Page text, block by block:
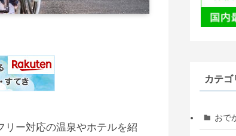
ー対応の温泉やホテルを紹
カテゴ
おで